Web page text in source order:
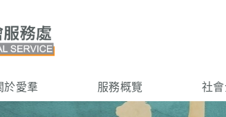
於愛羣 服務概覽 社